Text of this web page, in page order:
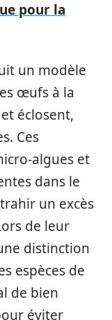
pour la
un modèle
œufs à la
éclosent,
Ces
algues et
dans le
un excès
de leur
distinction
espèces de
de bien
éviter